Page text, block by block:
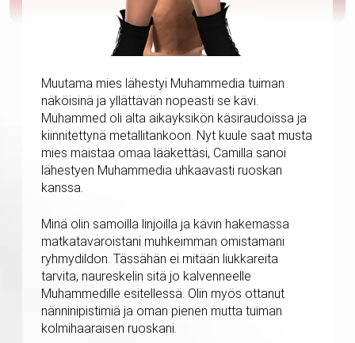
Muutama mies lähestyi Muhammedia tuiman
näköisinä ja yllättävän nopeasti se kävi.
Muhammed oli alta aikayksikön käsiraudoissa ja
kiinnitettynä metallitankoon. Nyt kuule saat musta
mies maistaa omaa lääkettäsi, Camilla sanoi
lähestyen Muhammedia uhkaavasti ruoskan
kanssa.
Minä olin samoilla linjoilla ja kävin hakemassa
matkatavaroistani muhkeimman omistamani
ryhmydildon. Tässähän ei mitään liukkareita
tarvita, naureskelin sitä jo kalvenneelle
Muhammedille esitellessä. Olin myös ottanut
nänninipistimiä ja oman pienen mutta tuiman
kolmihaaraisen ruoskani.